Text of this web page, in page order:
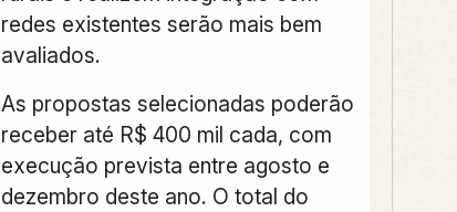
redes existentes serão mais bem
avaliados.
As propostas selecionadas poderão
receber até R$ 400 mil cada, com
execução prevista entre agosto e
dezembro deste ano. O total do